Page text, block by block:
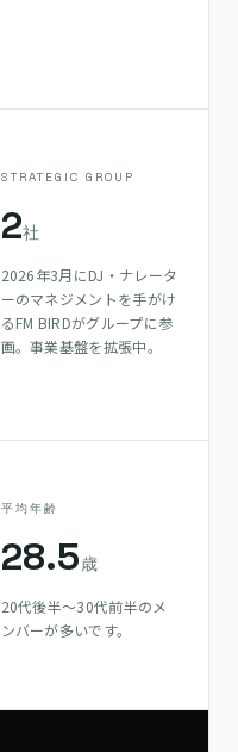
STRATEGIC GROUP
2社
2026年3月にDJ・ナレータ
ーのマネジメントを手がけ
るFM BIRDがグループに参
画。事業基盤を拡張中。
平均年齢
28.5歳
20代後半〜30代前半のメ
ンバーが多いです。